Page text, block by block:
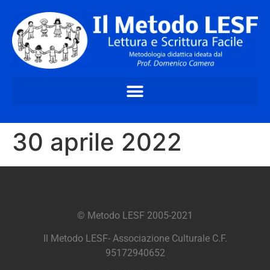
30 aprile 2022
© Metodo LESF 2005-2021
Il Metodo LESF- Associazione Culturale C.F.
95172940652